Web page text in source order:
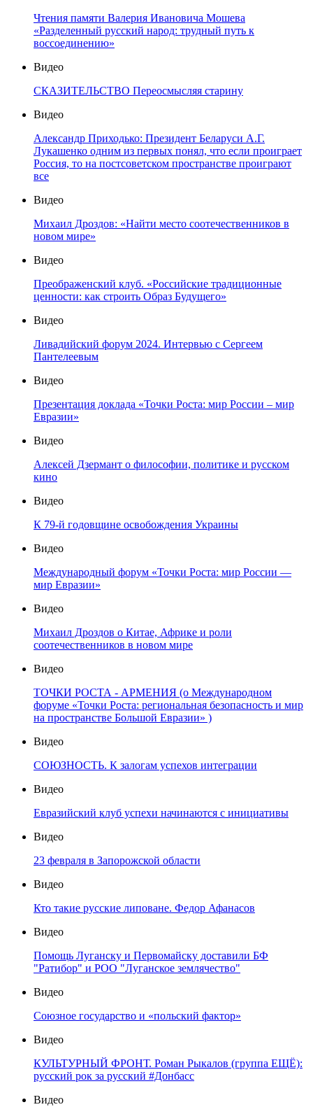
Чтения памяти Валерия Ивановича Мошева
«Разделенный русский народ: трудный путь к
воссоединению»
Видео
СКАЗИТЕЛЬСТВО Переосмысляя старину
Видео
Александр Приходько: Президент Беларуси А.Г.
Лукашенко одним из первых понял, что если проиграет
Россия, то на постсоветском пространстве проиграют
все
Видео
Михаил Дроздов: «Найти место соотечественников в
новом мире»
Видео
Преображенский клуб. «Российские традиционные
ценности: как строить Образ Будущего»
Видео
Ливадийский форум 2024. Интервью с Сергеем
Пантелеевым
Видео
Презентация доклада «Точки Роста: мир России – мир
Евразии»
Видео
Алексей Дзермант о философии, политике и русском
кино
Видео
К 79-й годовщине освобождения Украины
Видео
Международный форум «Точки Роста: мир России —
мир Евразии»
Видео
Михаил Дроздов о Китае, Африке и роли
соотечественников в новом мире
Видео
ТОЧКИ РОСТА - АРМЕНИЯ (о Международном
форуме «Точки Роста: региональная безопасность и мир
на пространстве Большой Евразии» )
Видео
СОЮЗНОСТЬ. К залогам успехов интеграции
Видео
Евразийский клуб успехи начинаются с инициативы
Видео
23 февраля в Запорожской области
Видео
Кто такие русские липоване. Федор Афанасов
Видео
Помощь Луганску и Первомайску доставили БФ
"Ратибор" и РОО "Луганское землячество"
Видео
Союзное государство и «польский фактор»
Видео
КУЛЬТУРНЫЙ ФРОНТ. Роман Рыкалов (группа ЕЩЁ):
русский рок за русский #Донбасс
Видео